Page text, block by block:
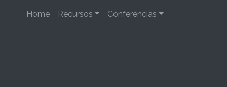
Home Recursos Conferencias